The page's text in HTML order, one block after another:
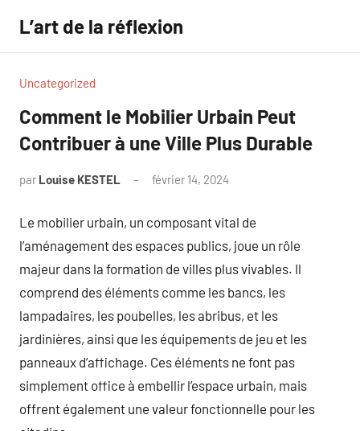
contenu
L’art de la réflexion
Uncategorized
Comment le Mobilier Urbain Peut
Contribuer à une Ville Plus Durable
par Louise KESTEL février 14, 2024
Le mobilier urbain, un composant vital de
l’aménagement des espaces publics, joue un rôle
majeur dans la formation de villes plus vivables. Il
comprend des éléments comme les bancs, les
lampadaires, les poubelles, les abribus, et les
jardinières, ainsi que les équipements de jeu et les
panneaux d’affichage. Ces éléments ne font pas
simplement office à embellir l’espace urbain, mais
offrent également une valeur fonctionnelle pour les